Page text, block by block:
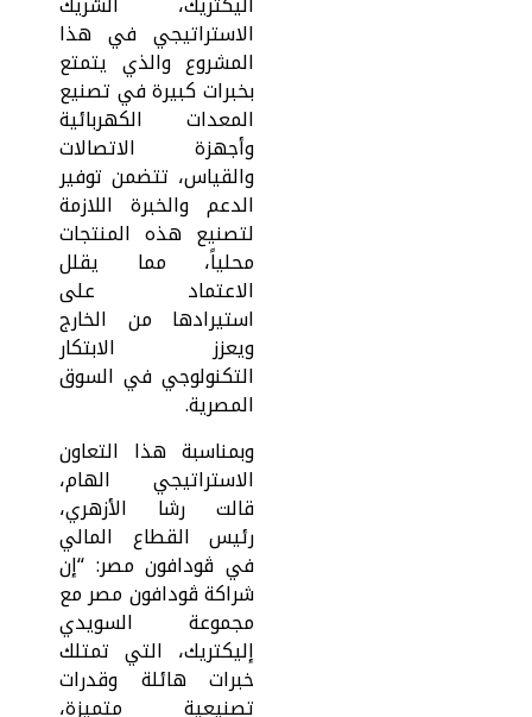
الاستراتيجي في هذا
المشروع والذي يتمتع
بخبرات كبيرة في تصنيع
المعدات الكهربائية
وأجهزة الاتصالات
والقياس، تتضمن توفير
الدعم والخبرة اللازمة
لتصنيع هذه المنتجات
محلياً، مما يقلل
الاعتماد على
استيرادها من الخارج
ويعزز الابتكار
التكنولوجي في السوق
المصرية.
وبمناسبة هذا التعاون
الاستراتيجي الهام،
قالت رشا الأزهري،
رئيس القطاع المالي
في ڤودافون مصر: “إن
شراكة ڤودافون مصر مع
مجموعة السويدي
إليكتريك، التي تمتلك
خبرات هائلة وقدرات
تصنيعية متميزة،